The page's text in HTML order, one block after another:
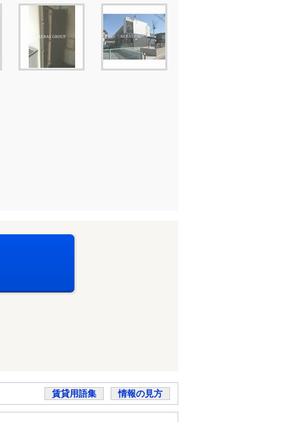
賃貸用語集 情報の見方